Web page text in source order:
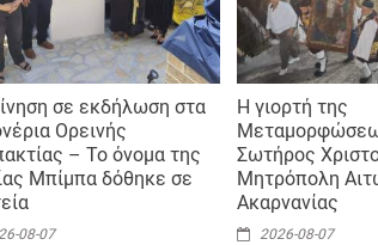
σε εκδήλωση στα
Ορεινής
– Το όνομα της
Μπίμπα δόθηκε σε
08-07
Η γιορτή της
Σωτήρος
Μητρόπολη
Ακαρνανίας
2026-08-07